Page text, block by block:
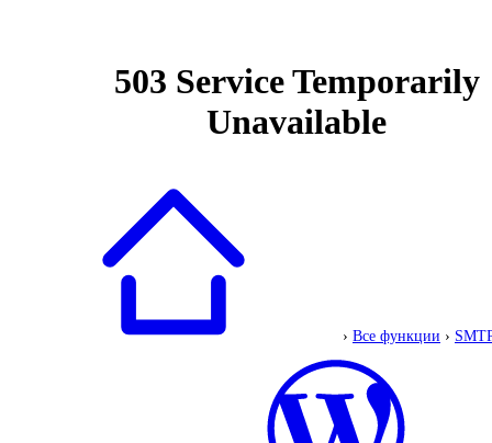
› Все функции ›